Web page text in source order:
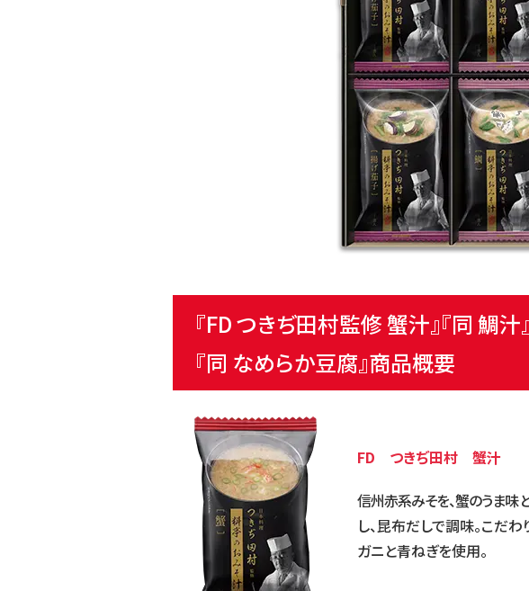
『FD つきぢ田村監修 蟹汁』『同 鯛汁』
『同 なめらか豆腐』商品概要
FD つきぢ田村 蟹汁
信州赤系みそを、蟹のうま味
し、昆布だしで調味。こだ
ガニと青ねぎを使用。